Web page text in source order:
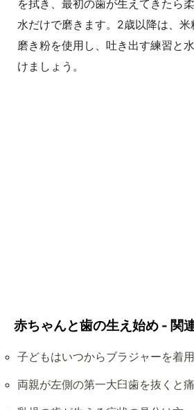
を拭き、最初の歯が生えてきたら
水だけで磨きます。2歳以降は、
磨き粉を使用し、吐き出す練習と
けましょう。
赤ちゃんと歯の生え始め - 関
子どもはいつからブラジャーを着
両親が左側の第一大臼歯を抜くと